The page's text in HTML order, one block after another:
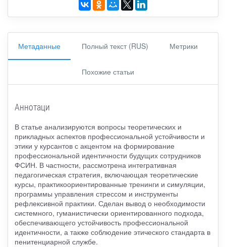
Метаданные Полный текст (RUS) Метрики
Похожие статьи
Аннотаци
В статье анализируются вопросы теоретических и
прикладных аспектов профессиональной устойчивости и
этики у курсантов с акцентом на формирование
профессиональной идентичности будущих сотрудников
ФСИН. В частности, рассмотрена интегративная
педагогическая стратегия, включающая теоретические
курсы, практикоориентированные тренинги и симуляции,
программы управления стрессом и инструменты
рефлексивной практики. Сделан вывод о необходимости
системного, гуманистически ориентированного подхода,
обеспечивающего устойчивость профессиональной
идентичности, а также соблюдение этического стандарта в
пенитенциарной службе.